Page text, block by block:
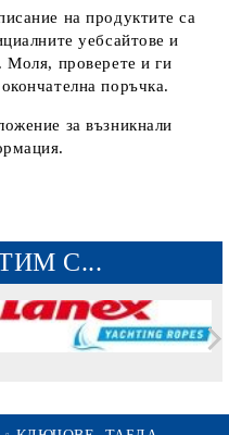
на продуктите са
уебсайтове и
Моля, проверете и ги
поръчка.
за възникнали
С...